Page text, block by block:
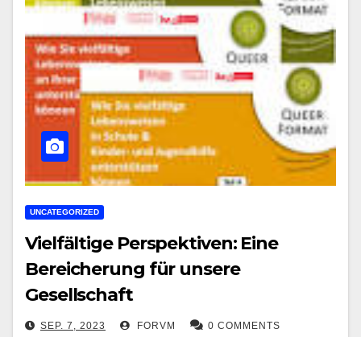
UNCATEGORIZED
Vielfältige Perspektiven: Eine
Bereicherung für unsere
Gesellschaft
SEP. 7, 2023 FORVM 0 COMMENTS